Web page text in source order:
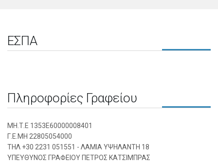
ΕΣΠΑ
Πληροφορίες Γραφείου
ΜΗ.Τ.Ε 1353Ε60000008401
Γ.Ε.ΜΗ 22805054000
ΤΗΛ +30 2231 051551 - ΛΑΜΙΑ ΥΨΗΛΑΝΤΗ 18
ΥΠΕΥΘΥΝΟΣ ΓΡΑΦΕΙΟΥ ΠΕΤΡΟΣ ΚΑΤΣΙΜΠΡΑΣ